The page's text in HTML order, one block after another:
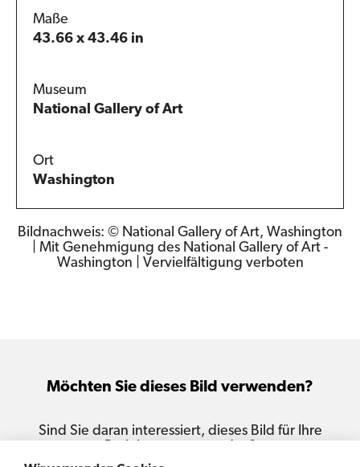
Maße
43.66 x 43.46 in
Museum
National Gallery of Art
Ort
Washington
Bildnachweis: © National Gallery of Art, Washington
| Mit Genehmigung des National Gallery of Art -
Washington | Vervielfältigung verboten
Möchten Sie dieses Bild verwenden?
Sind Sie daran interessiert, dieses Bild für Ihre